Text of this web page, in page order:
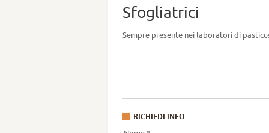
Sfogliatrici
Sempre presente nei laboratori di
RICHIEDI INFO